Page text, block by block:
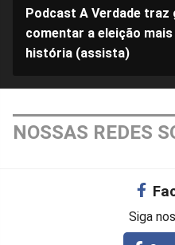
Podcast A Verdade
comentar a eleição
história (assista)
NOSSAS REDES
Siga